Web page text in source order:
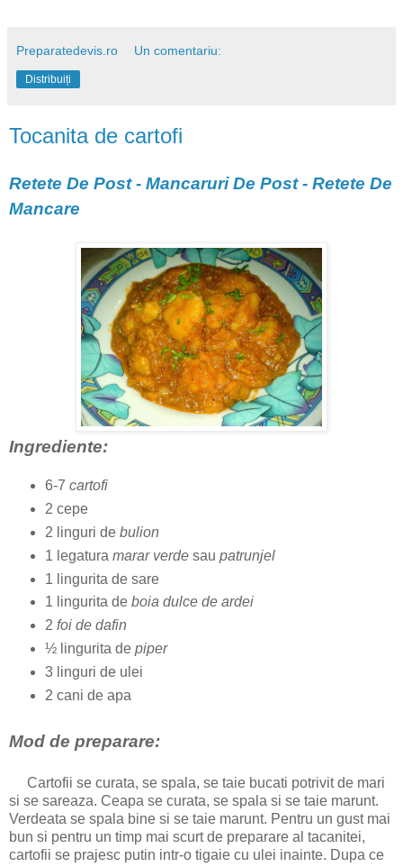
Preparatedevis.ro Un comentariu:
Distribuiți
Tocanita de cartofi
Retete De Post - Mancaruri De Post - Retete De
Mancare
Ingrediente:
6-7 cartofi
2 cepe
2 linguri debulion
1 legatura marar verdesau patrunjel
1 lingurita de sare
1 lingurita de boia dulce de ardei
2 foi de dafin
½ lingurita de piper
3 linguri de ulei
2 cani de apa
Mod de preparare:
Cartofii se curata, se spala, se taie bucati potrivit de mari
si se sareaza. Ceapa se curata, se spala si se taie marunt.
Verdeata se spala bine si se taie marunt. Pentru un gust mai
bun si pentru un timp mai scurt de preparare al tacanitei,
cartofii se prajesc putin intr-o tigaie cu ulei inainte. Dupa ce